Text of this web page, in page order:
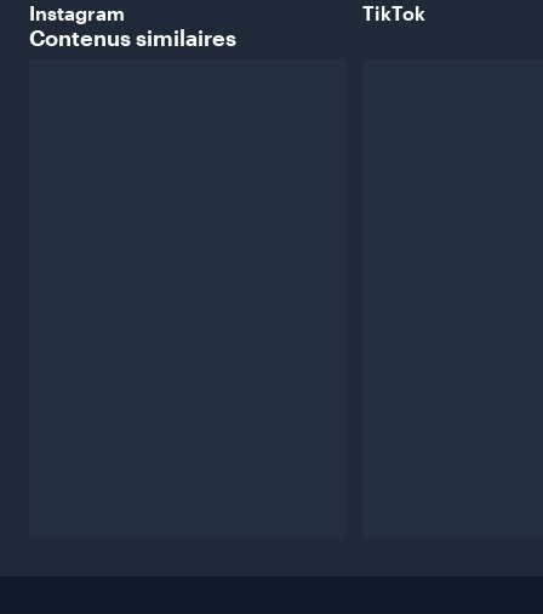
Instagram TikTok
Contenussimilaires